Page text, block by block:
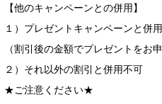
【他のキャンペーンとの併用】
１）プレゼントキャンペーンと併
（割引後の金額でプレゼントをお
２）それ以外の割引と併用不可
★ご注意ください★